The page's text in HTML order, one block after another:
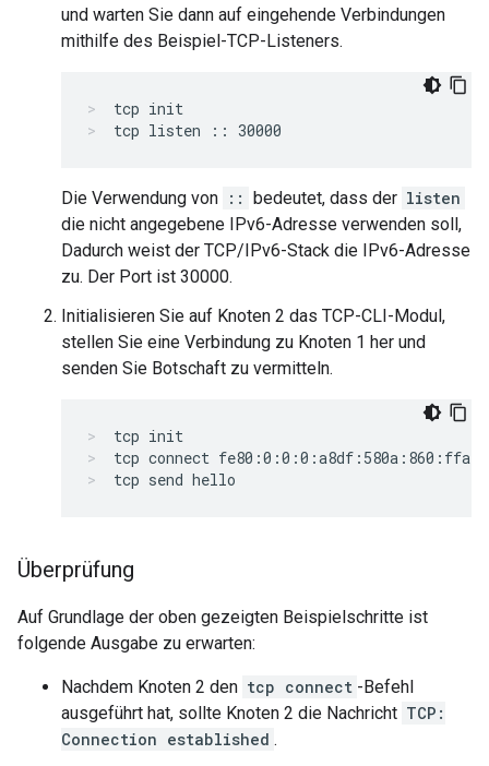
und warten Sie dann auf eingehende Verbindungen
mithilfe des Beispiel-TCP-Listeners.
tcp init
tcp listen :: 30000
Die Verwendung von :: bedeutet, dass der listen
die nicht angegebene IPv6-Adresse verwenden soll,
Dadurch weist der TCP/IPv6-Stack die IPv6-Adresse
zu. Der Port ist 30000.
Initialisieren Sie auf Knoten 2 das TCP-CLI-Modul,
stellen Sie eine Verbindung zu Knoten 1 her und
senden Sie Botschaft zu vermitteln.
tcp init
tcp connect fe80:0:0:0:a8df:580a:860:ffa4
tcp send hello
Überprüfung
Auf Grundlage der oben gezeigten Beispielschritte ist
folgende Ausgabe zu erwarten:
Nachdem Knoten 2 den tcp connect -Befehl
ausgeführt hat, sollte Knoten 2 die Nachricht TCP:
Connection established .